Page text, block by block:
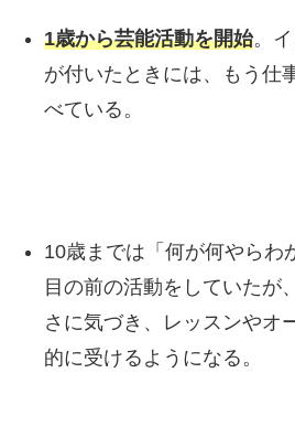
1歳から芸能活動を開始。
が付いたときには、もう仕
べている。
10歳までは「何が何やらわ
目の前の活動をしていたが
さに気づき、レッスンやオ
的に受けるようになる。